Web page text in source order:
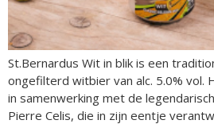
St.Bernardus Wit in blik is een
ongefilterd witbier van alc. 5.0% vol.
in samenwerking met de
Pierre Celis, die in zijn eentje